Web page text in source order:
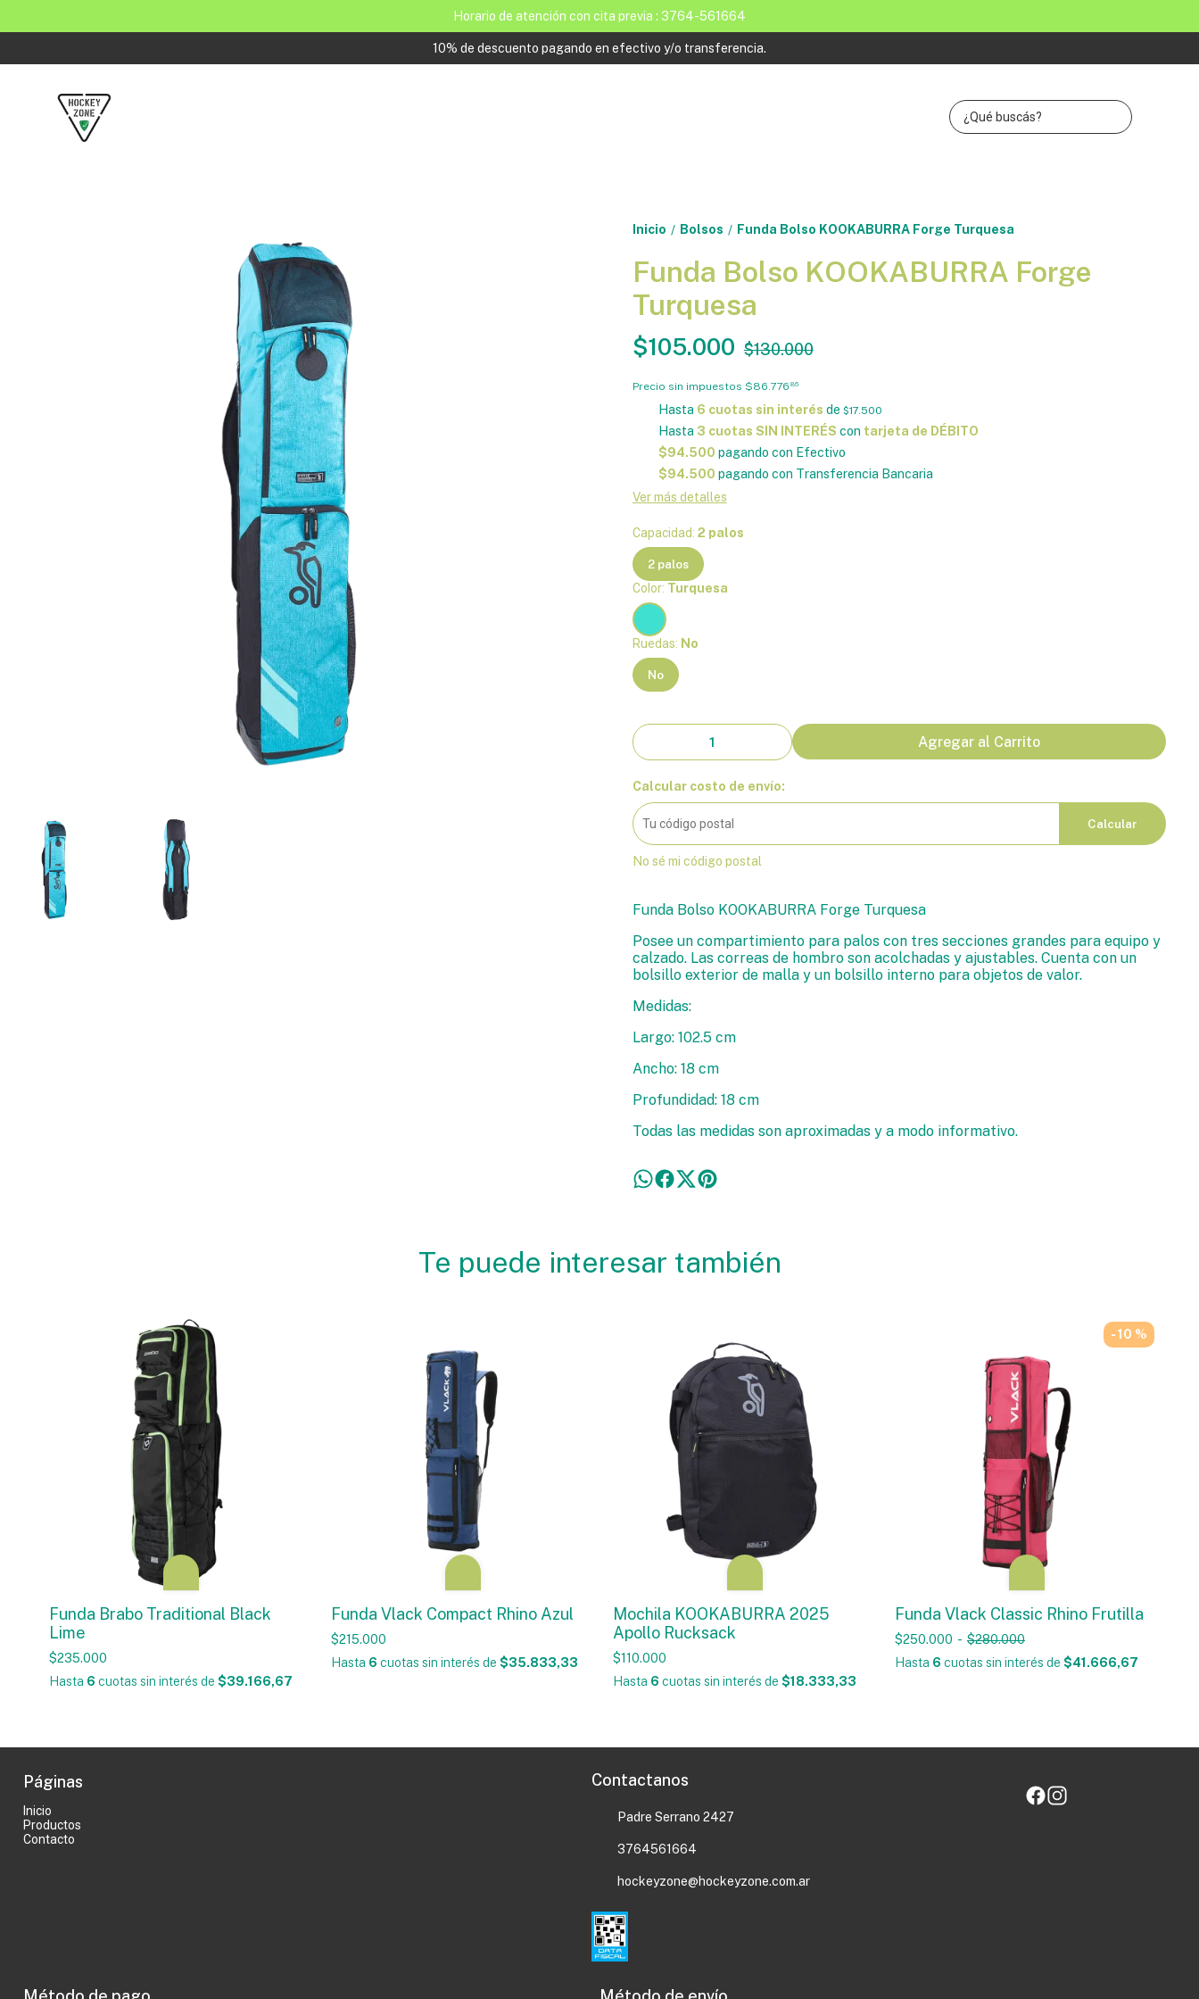
Horario de atención con cita previa : 3764-561664
10% de descuento pagando en efectivo y/o transferencia.
Inicio / Bolsos / Funda Bolso KOOKABURRA Forge Turquesa
Funda Bolso KOOKABURRA Forge
Turquesa
$105.000 $130.000
Precio sin impuestos $86.776 86
Hasta 6 cuotas sin interés de $17.500
Hasta 3 cuotas SIN INTERÉS con tarjeta de DÉBITO
$94.500 pagando con Efectivo
$94.500 pagando con Transferencia Bancaria
Ver más detalles
Capacidad: 2 palos
2 palos
Color: Turquesa
Ruedas: No
No
Agregar al Carrito
Calcular costo de envío:
Calcular
No sé mi código postal
Funda Bolso KOOKABURRA Forge Turquesa
Posee un compartimiento para palos con tres secciones grandes para equipo y
calzado. Las correas de hombro son acolchadas y ajustables. Cuenta con un
bolsillo exterior de malla y un bolsillo interno para objetos de valor.
Medidas:
Largo: 102.5 cm
Ancho: 18 cm
Profundidad: 18 cm
Todas las medidas son aproximadas y a modo informativo.
Te puede interesar también
Funda Brabo Traditional Black
Lime
$235.000
Hasta 6 cuotas sin interés de $39.166,67
Funda Vlack Compact Rhino Azul
$215.000
Hasta 6 cuotas sin interés de $35.833,33
Mochila KOOKABURRA 2025
Apollo Rucksack
$110.000
Hasta 6 cuotas sin interés de $18.333,33
- 10 %
Funda Vlack Classic Rhino Frutilla
$250.000 - $280.000
Hasta 6 cuotas sin interés de $41.666,67
Páginas
Inicio
Productos
Contacto
Contactanos
Padre Serrano 2427
3764561664
hockeyzone@hockeyzone.com.ar